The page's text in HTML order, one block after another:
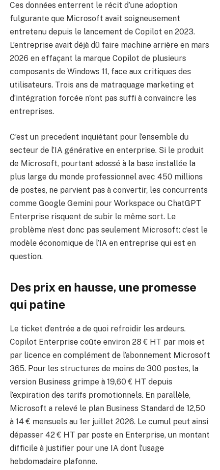
Ces données enterrent le récit d’une adoption
fulgurante que Microsoft avait soigneusement
entretenu depuis le lancement de Copilot en 2023.
L’entreprise avait déjà dû faire machine arrière en mars
2026 en effaçant la marque Copilot de plusieurs
composants de Windows 11, face aux critiques des
utilisateurs. Trois ans de matraquage marketing et
d’intégration forcée n’ont pas suffi à convaincre les
entreprises.
C’est un precedent inquiétant pour l’ensemble du
secteur de l’IA générative en enterprise. Si le produit
de Microsoft, pourtant adossé à la base installée la
plus large du monde professionnel avec 450 millions
de postes, ne parvient pas à convertir, les concurrents
comme Google Gemini pour Workspace ou ChatGPT
Enterprise risquent de subir le même sort. Le
problème n’est donc pas seulement Microsoft: c’est le
modèle économique de l’IA en entreprise qui est en
question.
Des prix en hausse, une promesse
qui patine
Le ticket d’entrée a de quoi refroidir les ardeurs.
Copilot Enterprise coûte environ 28 € HT par mois et
par licence en complément de l’abonnement Microsoft
365. Pour les structures de moins de 300 postes, la
version Business grimpe à 19,60 € HT depuis
l’expiration des tarifs promotionnels. En parallèle,
Microsoft a relevé le plan Business Standard de 12,50
à 14 € mensuels au 1er juillet 2026. Le cumul peut ainsi
dépasser 42 € HT par poste en Enterprise, un montant
difficile à justifier pour une IA dont l’usage
hebdomadaire plafonne.